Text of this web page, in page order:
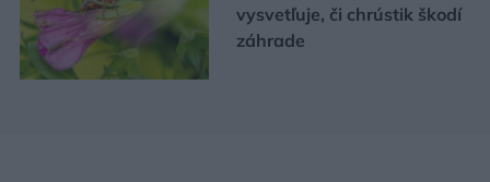
vysvetľuje, či chrústik škodí
záhrade